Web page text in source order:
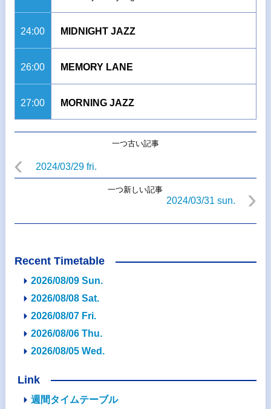
24:00 MIDNIGHT JAZZ
26:00 MEMORY LANE
27:00 MORNING JAZZ
一つ古い記事
2024/03/29 fri.
一つ新しい記事
2024/03/31 sun.
Recent Timetable
2026/08/09 Sun.
2026/08/08 Sat.
2026/08/07 Fri.
2026/08/06 Thu.
2026/08/05 Wed.
Link
週間タイムテーブル